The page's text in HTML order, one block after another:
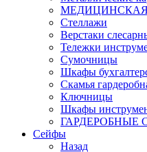
Стеллажи
Верстаки
Тележки
Сумочницы
Шкафы
Скамья
Ключницы
Шкафы
ГАРДЕРОБНЫЕ
Сейфы
Назад